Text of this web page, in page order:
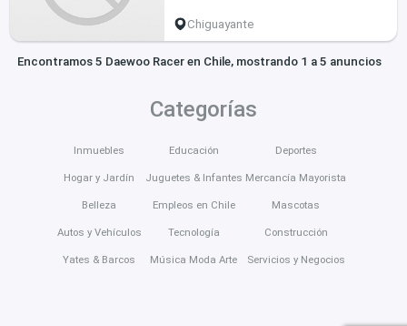
Chiguayante
Encontramos 5 Daewoo Racer en Chile, mostrando 1 a 5 anuncios
Categorías
Inmuebles
Hogar y Jardín
Belleza
Autos y Vehículos
Yates & Barcos
Educación
Juguetes & Infantes
Empleos en Chile
Tecnología
Música Moda Arte
Deportes
Mercancía Mayorista
Mascotas
Construcción
Servicios y Negocios